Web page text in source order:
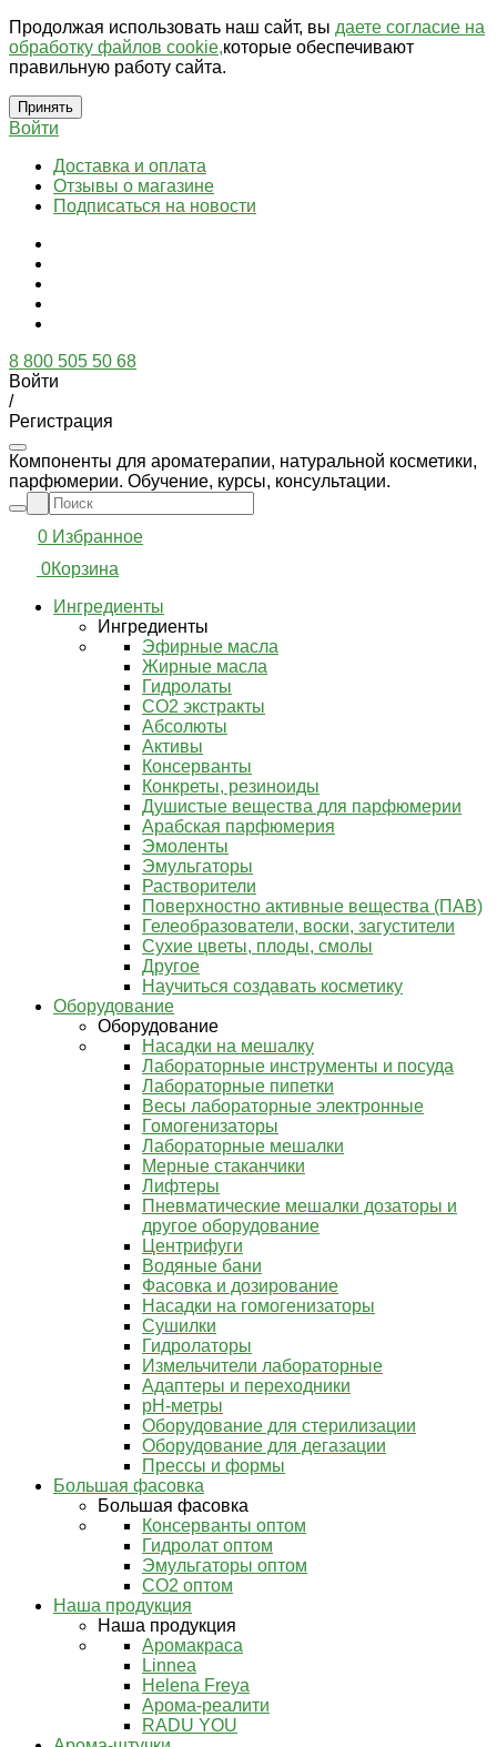
Продолжая использовать наш сайт, вы даете согласие на
обработку файлов cookie,которые обеспечивают
правильную работу сайта.
Принять
Войти
Доставка и оплата
Отзывы о магазине
Подписаться на новости
8 800 505 50 68
Войти
/
Регистрация
Компоненты для ароматерапии, натуральной косметики,
парфюмерии. Обучение, курсы, консультации.
0 Избранное
0Корзина
Ингредиенты
Ингредиенты
Эфирные масла
Жирные масла
Гидролаты
СО2 экстракты
Абсолюты
Активы
Консерванты
Конкреты, резиноиды
Душистые вещества для парфюмерии
Арабская парфюмерия
Эмоленты
Эмульгаторы
Растворители
Поверхностно активные вещества (ПАВ)
Гелеобразователи, воски, загустители
Сухие цветы, плоды, смолы
Другое
Научиться создавать косметику
Оборудование
Оборудование
Насадки на мешалку
Лабораторные инструменты и посуда
Лабораторные пипетки
Весы лабораторные электронные
Гомогенизаторы
Лабораторные мешалки
Мерные стаканчики
Лифтеры
Пневматические мешалки дозаторы и
другое оборудование
Центрифуги
Водяные бани
Фасовка и дозирование
Насадки на гомогенизаторы
Сушилки
Гидролаторы
Измельчители лабораторные
Адаптеры и переходники
pH-метры
Оборудование для стерилизации
Оборудование для дегазации
Прессы и формы
Большая фасовка
Большая фасовка
Консерванты оптом
Гидролат оптом
Эмульгаторы оптом
СО2 оптом
Наша продукция
Наша продукция
Аромакраса
Linnea
Helena Freya
Арома-реалити
RADU YOU